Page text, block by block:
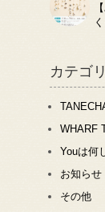
カテゴ
WHARF
Youは何
お知らせ
その他